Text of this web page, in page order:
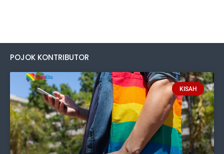
POJOK KONTRIBUTOR
KISAH